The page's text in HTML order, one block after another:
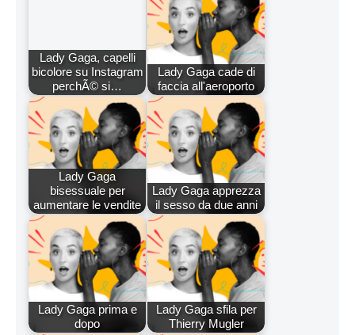
Lady Gaga, capelli
bicolore su Instagram
perchÃ© si…
Lady Gaga cade di
faccia all'aeroporto
Lady Gaga
bisessuale per
aumentare le vendite
Lady Gaga apprezza
il sesso da due anni
Lady Gaga prima e
dopo
Lady Gaga sfila per
Thierry Mugler